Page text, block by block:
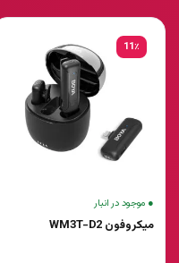
11٪
● موجود در انبار
میکروفون WM3T-D2